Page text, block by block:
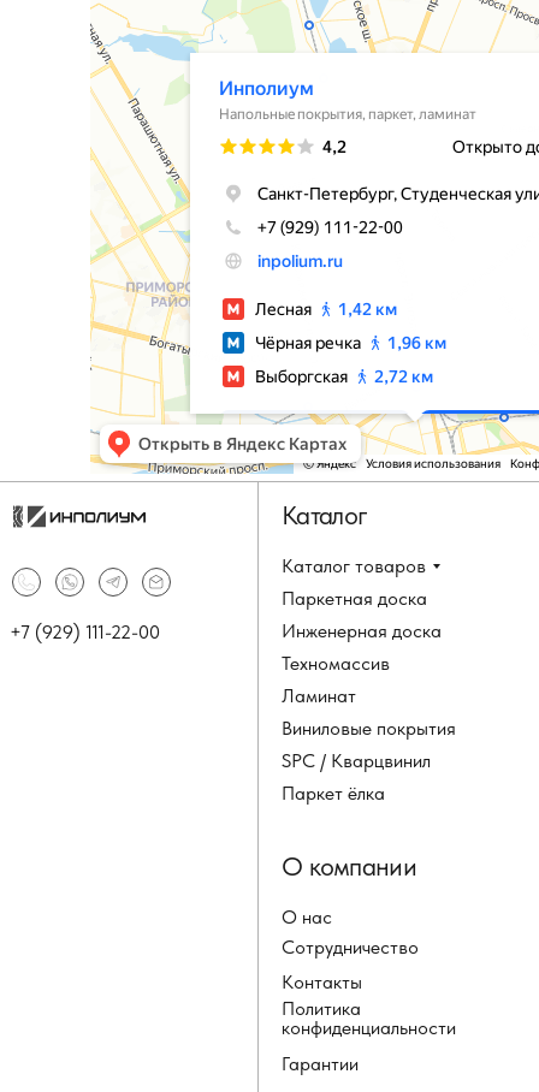
Каталог товаров
Паркетная доска
Инженерная доска
Техномассив
+7 (929) 111-22-00
Каталог
Ламинат
Виниловые покрытия
SPC / Кварцвинил
Паркет ёлка
О нас
Сотрудничество
Контакты
Политика
конфиденциальности
О компании
Гарантии